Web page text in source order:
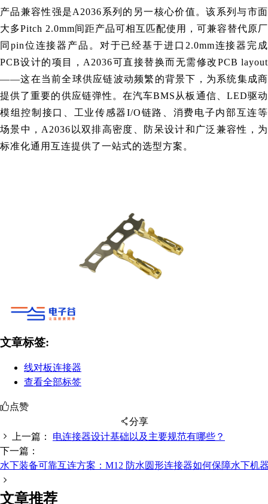
产品兼容性强是A2036系列的另一核心价值。该系列与市面
大多Pitch 2.0mm间距产品可相互匹配使用，可兼容替代原厂
同pin位连接器产品。对于已经基于进口2.0mm连接器完成
PCB设计的项目，A2036可直接替换而无需修改PCB layout
——这在当前全球供应链波动频繁的背景下，为系统集成商
提供了重要的供应链弹性。在汽车BMS从板通信、LED驱动
模组控制接口、工业传感器I/O链路、消费电子内部互连等
场景中，A2036以双排高密度、防呆设计和广泛兼容性，为
标准化通用互连提供了一站式的选型方案。
文章标签:
线对板连接器
查看全部标签
点赞
分享
上一篇： 电连接器设计基础以及主要规范有哪些？
下一篇：
水下装备可靠互连方案：M12 防水圆形连接器如何保障水下机
文章推荐